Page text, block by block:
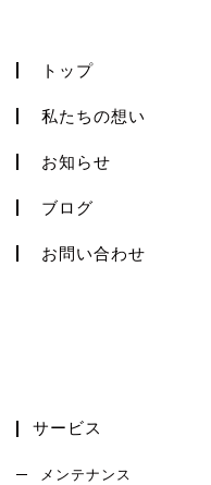
トップ
私たちの想い
お知らせ
ブログ
お問い合わせ
サービス
メンテナンス